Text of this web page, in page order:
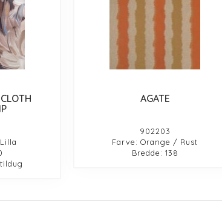
AGATE
902203
Farve: Orange / Rust
Bredde: 138